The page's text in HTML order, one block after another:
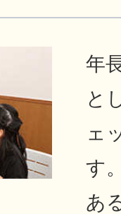
年
と
ェ
す
あ